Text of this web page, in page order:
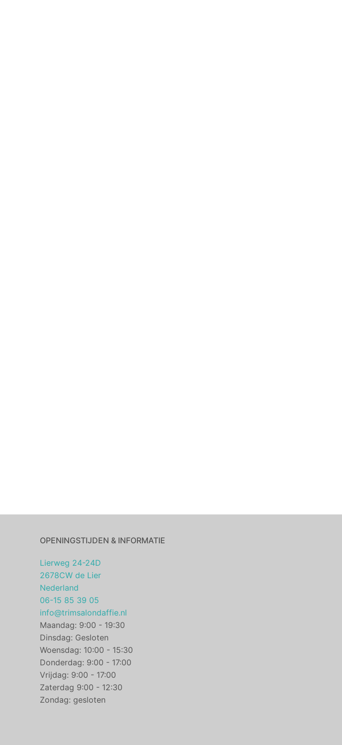
OPENINGSTIJDEN & INFORMATIE
Lierweg 24-24D
2678CW de Lier
Nederland
06-15 85 39 05
info@trimsalondaffie.nl
Maandag: 9:00 - 19:30
Dinsdag: Gesloten
Woensdag: 10:00 - 15:30
Donderdag: 9:00 - 17:00
Vrijdag: 9:00 - 17:00
Zaterdag 9:00 - 12:30
Zondag: gesloten